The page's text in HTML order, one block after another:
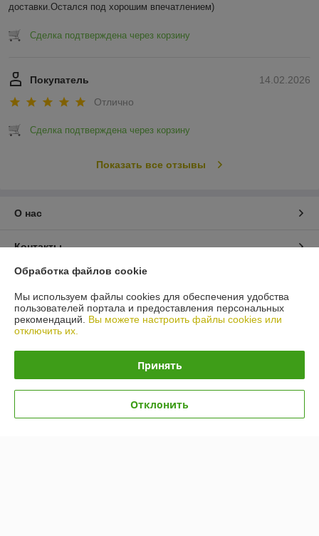
доставки.Остался под хорошим впечатлением)
Сделка подтверждена через корзину
14.02.2026
Покупатель
Отлично
Сделка подтверждена через корзину
Показать все отзывы
О нас
Контакты
Доставка и оплата
График работы
Политика обработки cookies
Обработка файлов cookie
Мы используем файлы cookies для обеспечения удобства
пользователей портала и предоставления персональных
рекомендаций. Вы можете настроить файлы cookies или
отключить их.
Принять
Отклонить